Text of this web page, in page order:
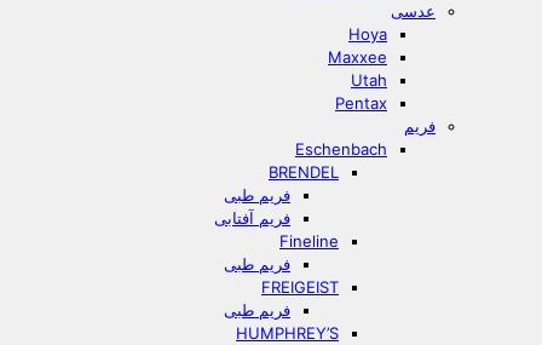
عدسی
Hoya
Maxxee
Utah
Pentax
فریم
Eschenbach
BRENDEL
فریم طبی
فریم آفتابی
Fineline
فریم طبی
FREIGEIST
فریم طبی
HUMPHREY’S